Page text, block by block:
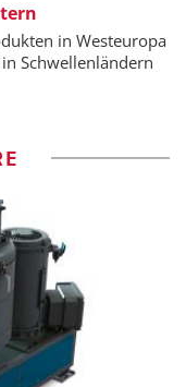
in Westeuropa
Schwellenländern